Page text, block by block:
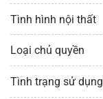
Tình hình nội thất
Loại chủ quyền
Tình trạng sử dụng